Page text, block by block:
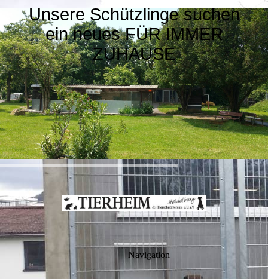
Unsere Schützlinge suchen
ein neues FÜR IMMER
ZUHAUSE
Navigation